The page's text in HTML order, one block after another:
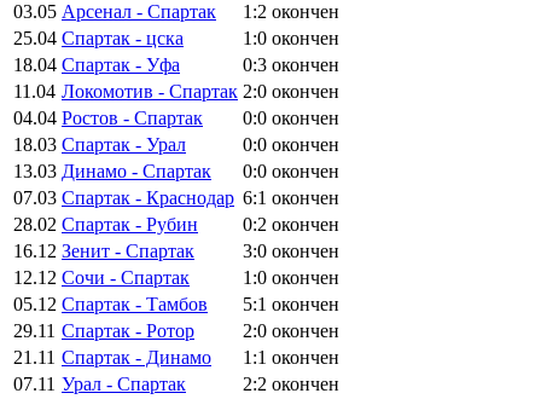
03.05 Арсенал - Спартак 1:2 окончен
25.04 Спартак - цска 1:0 окончен
18.04 Спартак - Уфа 0:3 окончен
11.04 Локомотив - Спартак 2:0 окончен
04.04 Ростов - Спартак 0:0 окончен
18.03 Спартак - Урал 0:0 окончен
13.03 Динамо - Спартак 0:0 окончен
07.03 Спартак - Краснодар 6:1 окончен
28.02 Спартак - Рубин 0:2 окончен
16.12 Зенит - Спартак 3:0 окончен
12.12 Сочи - Спартак 1:0 окончен
05.12 Спартак - Тамбов 5:1 окончен
29.11 Спартак - Ротор 2:0 окончен
21.11 Спартак - Динамо 1:1 окончен
07.11 Урал - Спартак 2:2 окончен